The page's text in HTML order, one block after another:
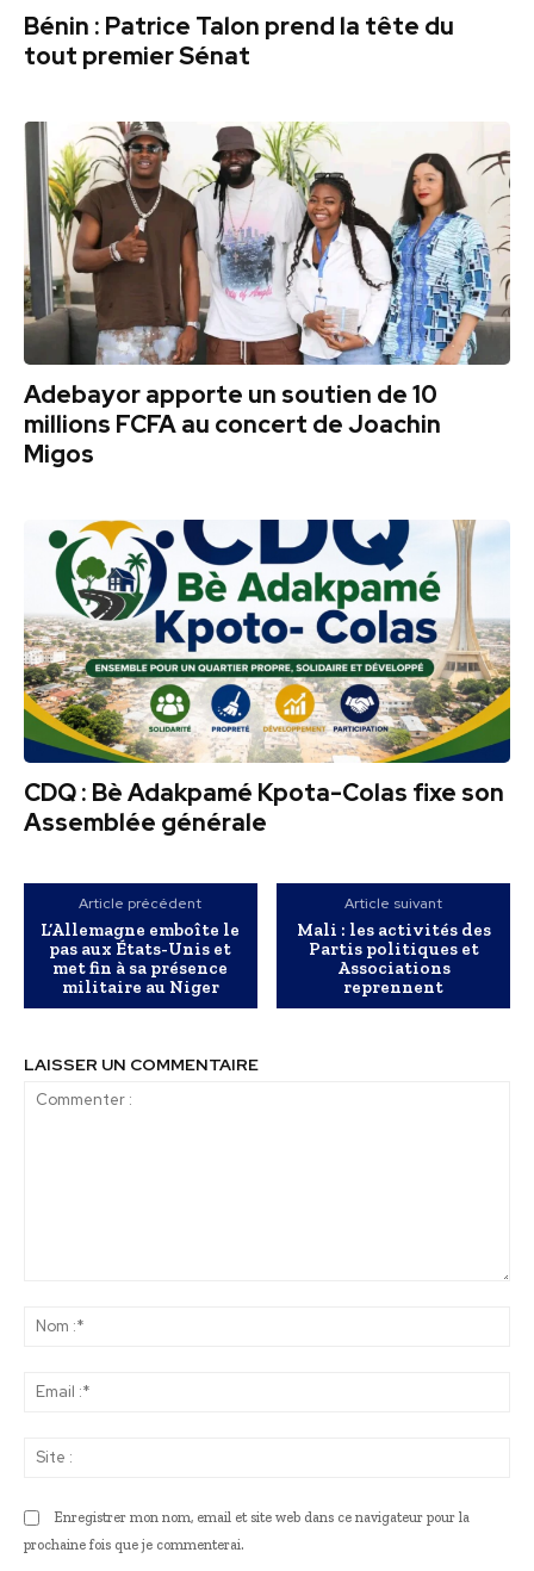
Bénin : Patrice Talon prend la tête du
tout premier Sénat
Adebayor apporte un soutien de 10
millions FCFA au concert de Joachin
Migos
CDQ : Bè Adakpamé Kpota-Colas fixe son
Assemblée générale
Article précédent
L’Allemagne emboîte le
pas aux États-Unis et
met fin à sa présence
militaire au Niger
Article suivant
Mali : les activités des
Partis politiques et
Associations
reprennent
LAISSER UN COMMENTAIRE
Enregistrer mon nom, email et site web dans ce navigateur pour la
prochaine fois que je commenterai.